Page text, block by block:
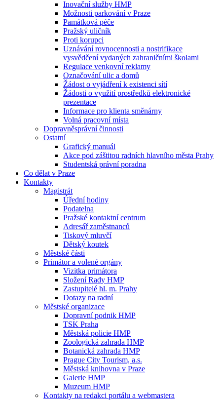
Inovační služby HMP
Možnosti parkování v Praze
Památková péče
Pražský uličník
Proti korupci
Uznávání rovnocennosti a nostrifikace
vysvědčení vydaných zahraničními školami
Regulace venkovní reklamy
Označování ulic a domů
Žádost o vyjádření k existenci sítí
Žádosti o využití prostředků elektronické
prezentace
Informace pro klienta směnárny
Volná pracovní místa
Dopravněsprávní činnosti
Ostatní
Grafický manuál
Akce pod záštitou radních hlavního města Prahy
Studentská právní poradna
Co dělat v Praze
Kontakty
Magistrát
Úřední hodiny
Podatelna
Pražské kontaktní centrum
Adresář zaměstnanců
Tiskový mluvčí
Dětský koutek
Městské části
Primátor a volené orgány
Vizitka primátora
Složení Rady HMP
Zastupitelé hl. m. Prahy
Dotazy na radní
Městské organizace
Dopravní podnik HMP
TSK Praha
Městská policie HMP
Zoologická zahrada HMP
Botanická zahrada HMP
Prague City Tourism, a.s.
Městská knihovna v Praze
Galerie HMP
Muzeum HMP
Kontakty na redakci portálu a webmastera